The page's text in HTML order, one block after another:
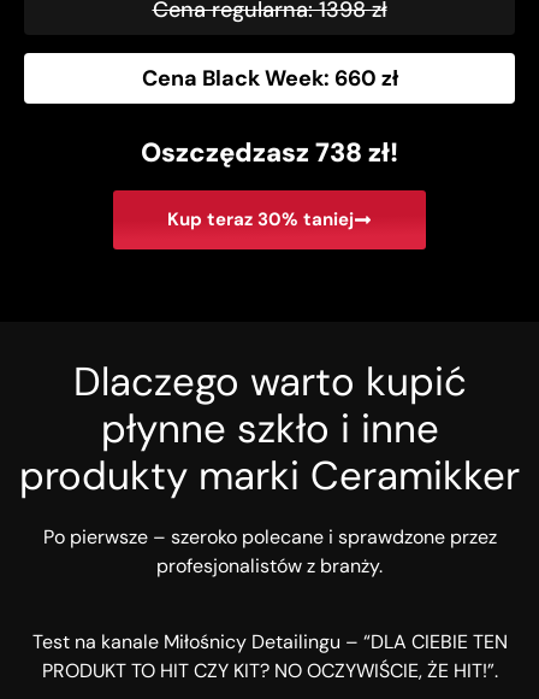
Cena regularna: 1398 zł
Cena Black Week: 660 zł
Oszczędzasz 738 zł!
Kup teraz 30% taniej
Dlaczego warto kupić
płynne szkło i inne
produkty marki Ceramikker
Po pierwsze – szeroko polecane i sprawdzone przez
profesjonalistów z branży.
Test na kanale Miłośnicy Detailingu – “DLA CIEBIE TEN
PRODUKT TO HIT CZY KIT? NO OCZYWIŚCIE, ŻE HIT!”.